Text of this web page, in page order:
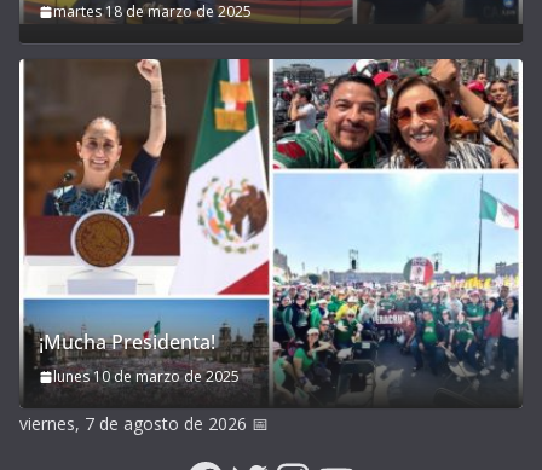
martes 18 de marzo de 2025
¡Mucha Presidenta!
lunes 10 de marzo de 2025
viernes, 7 de agosto de 2026 📅